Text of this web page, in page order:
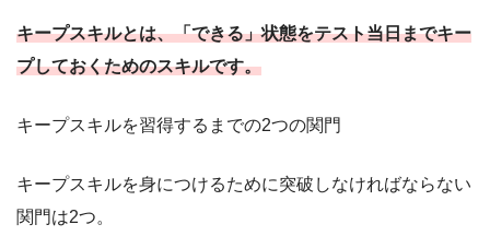
キープスキルとは、「できる」状態をテスト当日までキー
プしておくためのスキルです。
キープスキルを習得するまでの2つの関門
キープスキルを身につけるために突破しなければならない
関門は2つ。